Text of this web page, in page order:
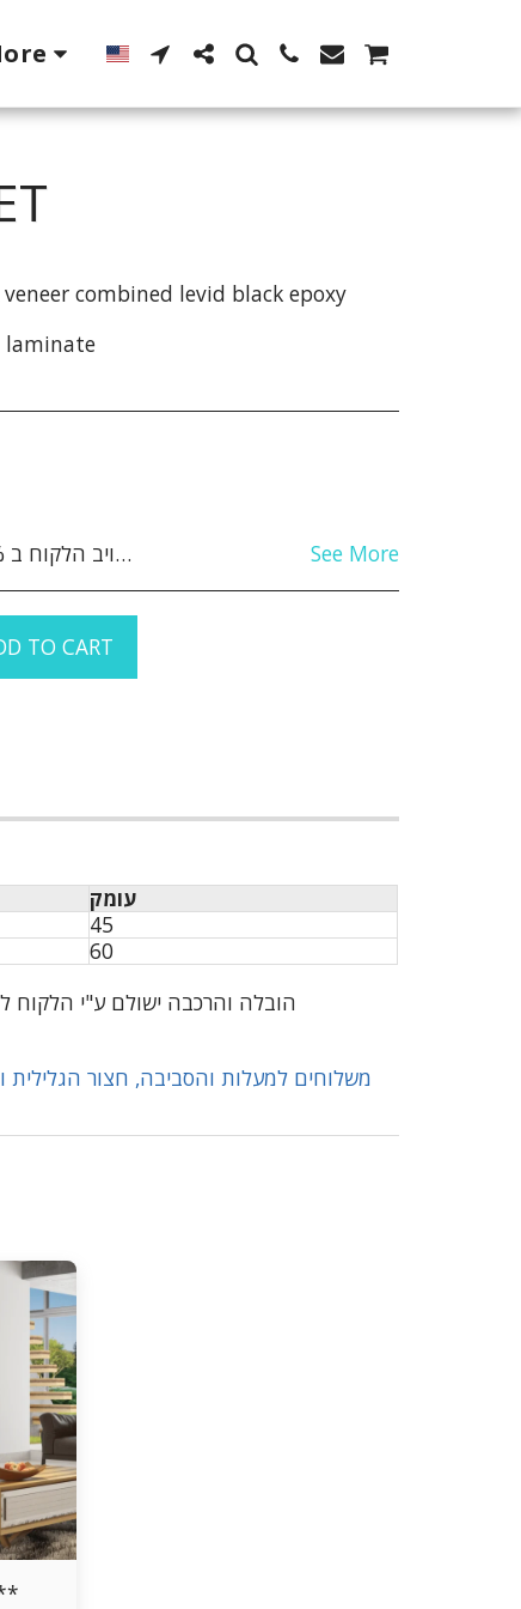
combined levid black epoxy
laminate
See More
TO CART
עומק
45
60
הובלה והרכבה ישולם ע"י הלקוח למוביל בעת
משלוחים למעלות והסביבה, חצור